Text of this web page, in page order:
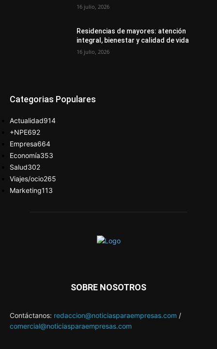
16 julio, 2026
Residencias de mayores: atención
integral, bienestar y calidad de vida
16 julio, 2026
Categorias Populares
Actualidad914
+NPE692
Empresa664
Economía353
Salud302
Viajes/ocio265
Marketing113
SOBRE NOSOTROS
Contáctanos: redaccion@noticiasparaempresas.com /
comercial@noticiasparaempresas.com